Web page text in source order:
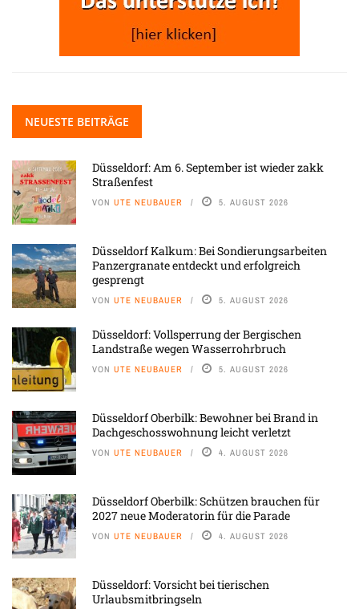
NEUESTE BEITRÄGE
Düsseldorf: Am 6. September ist wieder zakk
Straßenfest
VON UTE NEUBAUER 5. AUGUST 2026
Düsseldorf Kalkum: Bei Sondierungsarbeiten
Panzergranate entdeckt und erfolgreich
gesprengt
VON UTE NEUBAUER 5. AUGUST 2026
Düsseldorf: Vollsperrung der Bergischen
Landstraße wegen Wasserrohrbruch
VON UTE NEUBAUER 5. AUGUST 2026
Düsseldorf Oberbilk: Bewohner bei Brand in
Dachgeschosswohnung leicht verletzt
VON UTE NEUBAUER 4. AUGUST 2026
Düsseldorf Oberbilk: Schützen brauchen für
2027 neue Moderatorin für die Parade
VON UTE NEUBAUER 4. AUGUST 2026
Düsseldorf: Vorsicht bei tierischen
Urlaubsmitbringseln